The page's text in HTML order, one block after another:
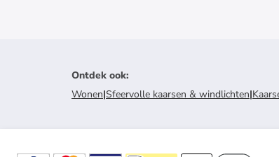
Ontdek ook:
Wonen|Sfeervolle kaarsen & windlichten|